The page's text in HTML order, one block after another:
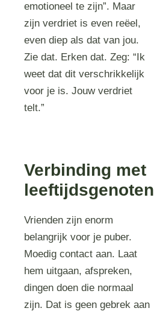
emotioneel te zijn”. Maar
zijn verdriet is even reëel,
even diep als dat van jou.
Zie dat. Erken dat. Zeg: “Ik
weet dat dit verschrikkelijk
voor je is. Jouw verdriet
telt.”
Verbinding met
leeftijdsgenoten
Vrienden zijn enorm
belangrijk voor je puber.
Moedig contact aan. Laat
hem uitgaan, afspreken,
dingen doen die normaal
zijn. Dat is geen gebrek aan